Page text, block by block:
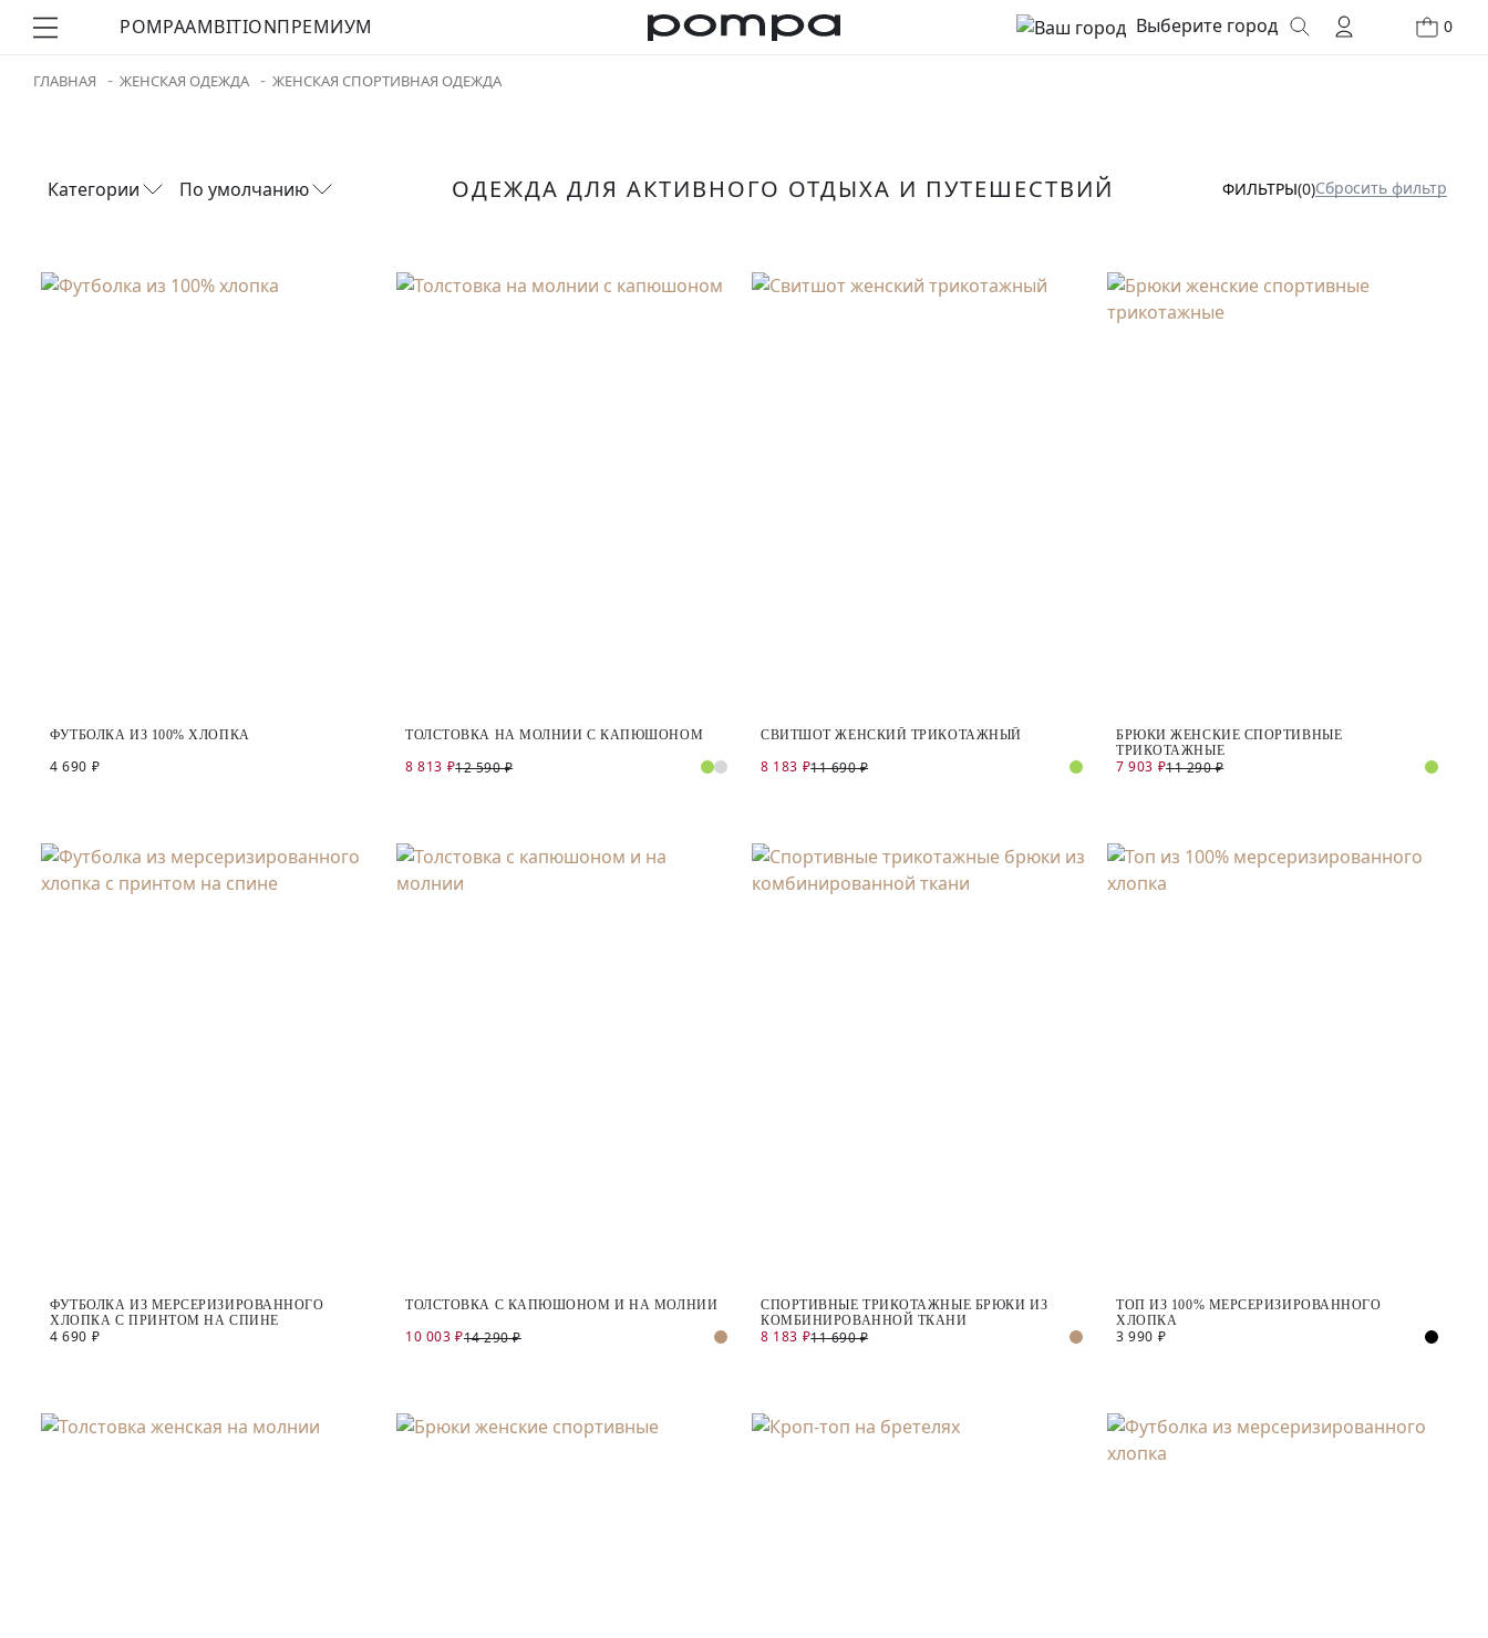
POMPAAMBITIONПРЕМИУМ Выберите город 0
ГЛАВНАЯ ЖЕНСКАЯ ОДЕЖДА ЖЕНСКАЯ СПОРТИВНАЯ ОДЕЖДА
Категории По умолчанию ОДЕЖДА ДЛЯ АКТИВНОГО ОТДЫХА И ПУТЕШЕСТВИЙ ФИЛЬТРЫ(0)Сбросить фильтр
ФУТБОЛКА ИЗ 100% ХЛОПКА
4 690 ₽
ТОЛСТОВКА НА МОЛНИИ С КАПЮШОНОМ
8 813 ₽12 590 ₽
СВИТШОТ ЖЕНСКИЙ ТРИКОТАЖНЫЙ
8 183 ₽11 690 ₽
БРЮКИ ЖЕНСКИЕ СПОРТИВНЫЕ
ТРИКОТАЖНЫЕ
7 903 ₽11 290 ₽
ФУТБОЛКА ИЗ МЕРСЕРИЗИРОВАННОГО
ХЛОПКА С ПРИНТОМ НА СПИНЕ
4 690 ₽
ТОЛСТОВКА С КАПЮШОНОМ И НА МОЛНИИ
10 003 ₽14 290 ₽
СПОРТИВНЫЕ ТРИКОТАЖНЫЕ БРЮКИ ИЗ
КОМБИНИРОВАННОЙ ТКАНИ
8 183 ₽11 690 ₽
ТОП ИЗ 100% МЕРСЕРИЗИРОВАННОГО
ХЛОПКА
3 990 ₽